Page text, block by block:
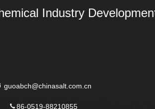
Industry
guoabch@chinasalt.com.cn
86-0519-88210855